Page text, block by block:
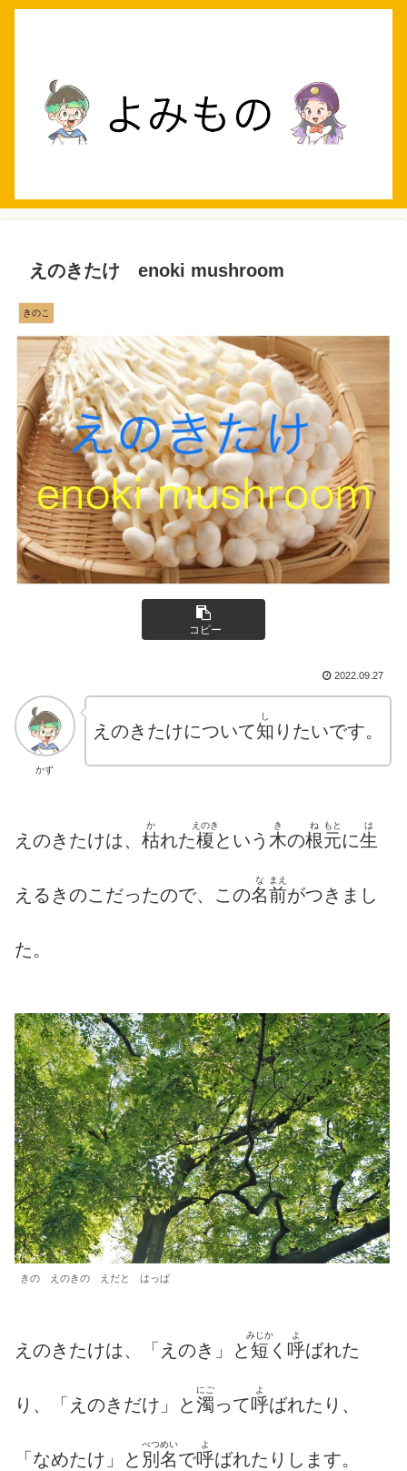
えのきたけ enoki mushroom
きのこ
コピー
2022.09.27
かず
えのきたけについて知
し
りたいです。
えのきたけは、 枯
か
れた榎
えのき
という 木
き
の根
ね
元
もと
に生
は
えるきのこだったので、この名
な
前
まえ
がつきまし
た。
きの えのきの えだと はっぱ
えのきたけは、「えのき」と 短
みじか
く 呼
よ
ばれた
り、「えのきだけ」と濁
にご
って呼
よ
ばれたり、
「なめたけ」と 別名
べつめい
で呼
よ
ばれたりします。